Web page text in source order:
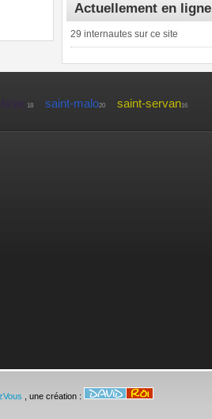
Actuellement en ligne
29 internautes sur ce site
18 saint-malo20 saint-servan16
, une création :